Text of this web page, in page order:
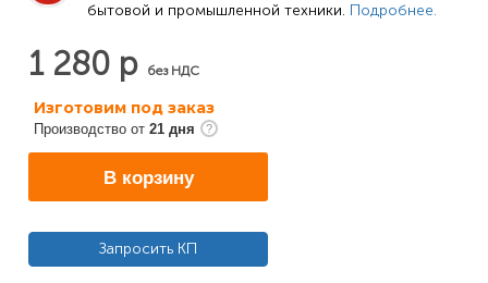
бытовой и промышленной техники. Подробнее.
1 280 р без НДС
Изготовим под заказ
Производство от 21 дня
В корзину
Запросить КП